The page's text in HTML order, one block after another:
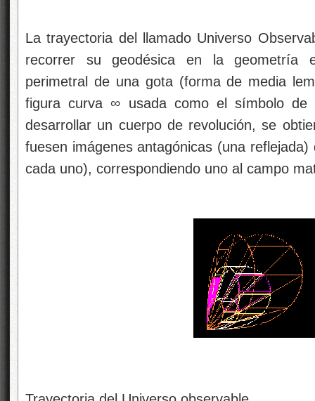
La trayectoria del llamado Universo
recorrer su geodésica en la geometría
perimetral de una gota (forma de media
figura curva ∞ usada como el símbolo
desarrollar un cuerpo de revolución, se
fuesen imágenes antagónicas (una
cada uno), correspondiendo uno al campo